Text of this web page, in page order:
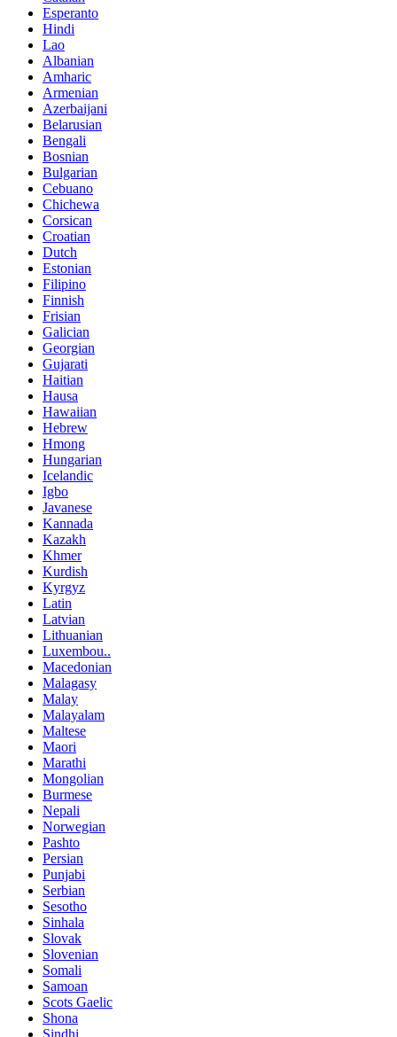
Esperanto
Hindi
Lao
Albanian
Amharic
Armenian
Azerbaijani
Belarusian
Bengali
Bosnian
Bulgarian
Cebuano
Chichewa
Corsican
Croatian
Dutch
Estonian
Filipino
Finnish
Frisian
Galician
Georgian
Gujarati
Haitian
Hausa
Hawaiian
Hebrew
Hmong
Hungarian
Icelandic
Igbo
Javanese
Kannada
Kazakh
Khmer
Kurdish
Kyrgyz
Latin
Latvian
Lithuanian
Luxembou..
Macedonian
Malagasy
Malay
Malayalam
Maltese
Maori
Marathi
Mongolian
Burmese
Nepali
Norwegian
Pashto
Persian
Punjabi
Serbian
Sesotho
Sinhala
Slovak
Slovenian
Somali
Samoan
Scots Gaelic
Shona
Sindhi